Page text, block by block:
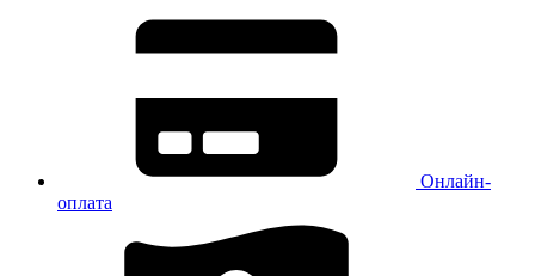
Онлайн-
оплата